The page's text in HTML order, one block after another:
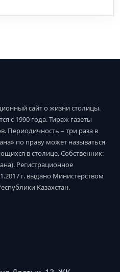
сайт о жизни столицы.
с 1990 года. Тираж газеты
Периодичность – три раза в
по праву может называться
в столице. Собственник:
Регистрационное
г. выдано Министерством
Казахстан.